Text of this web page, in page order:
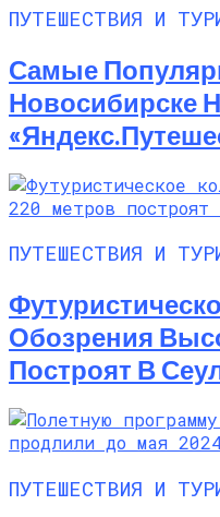
ПУТЕШЕСТВИЯ И
Самые
Новосибирске
ПУТЕШЕСТВИЯ И
Обозрения
Построят В
ПУТЕШЕСТВИЯ И